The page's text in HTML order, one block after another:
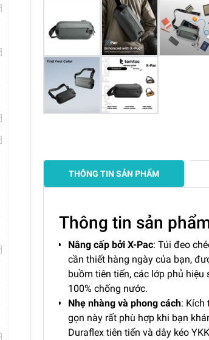
THÔNG TIN SẢN PHẨM
Thông tin sản
Nâng cấp bởi X-Pac: Túi đeo
cần thiết hàng ngày của bạn,
buồm tiên tiến, các lớp phủ hiệu
100% chống nước.
Nhẹ nhàng và phong cách: Kích
gọn này rất phù hợp khi bạn
Duraflex tiên tiến và dây kéo